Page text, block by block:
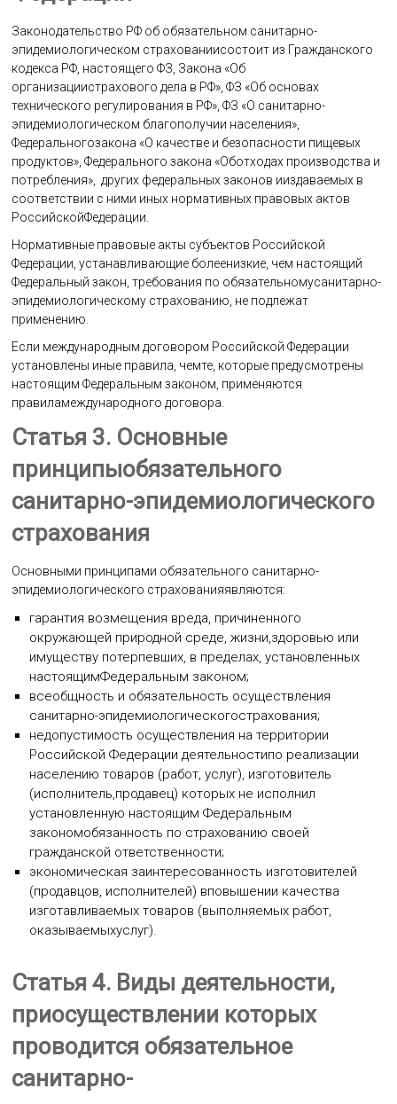
Законодательство РФ об обязательном санитарно-
эпидемиологическом страхованиисостоит из Гражданского
кодекса РФ, настоящего ФЗ, Закона «Об
организациистрахового дела в РФ», ФЗ «Об основах
технического регулирования в РФ», ФЗ «О санитарно-
эпидемиологическом благополучии населения»,
Федеральногозакона «О качестве и безопасности пищевых
продуктов», Федерального закона «Оботходах производства и
потребления», других федеральных законов ииздаваемых в
соответствии с ними иных нормативных правовых актов
РоссийскойФедерации.
Нормативные правовые акты субъектов Российской
Федерации, устанавливающие болеенизкие, чем настоящий
Федеральный закон, требования по обязательномусанитарно-
эпидемиологическому страхованию, не подлежат
применению.
Если международным договором Российской Федерации
установлены иные правила, чемте, которые предусмотрены
настоящим Федеральным законом, применяются
правиламеждународного договора.
Статья 3. Основные
принципыобязательного
санитарно-эпидемиологического
страхования
Основными принципами обязательного санитарно-
эпидемиологического страхованияявляются:
гарантия возмещения вреда, причиненного
окружающей природной среде, жизни,здоровью или
имуществу потерпевших, в пределах, установленных
настоящимФедеральным законом;
всеобщность и обязательность осуществления
санитарно-эпидемиологическогострахования;
недопустимость осуществления на территории
Российской Федерации деятельностипо реализации
населению товаров (работ, услуг), изготовитель
(исполнитель,продавец) которых не исполнил
установленную настоящим Федеральным
закономобязанность по страхованию своей
гражданской ответственности;
экономическая заинтересованность изготовителей
(продавцов, исполнителей) вповышении качества
изготавливаемых товаров (выполняемых работ,
оказываемыхуслуг).
Статья 4. Виды деятельности,
приосуществлении которых
проводится обязательное
санитарно-